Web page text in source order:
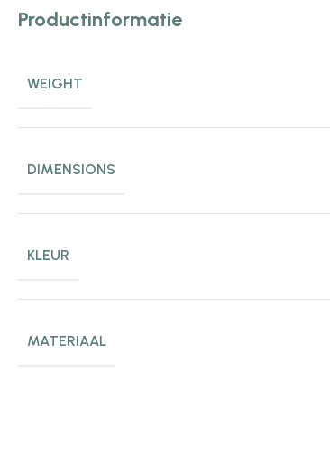
Productinformatie
WEIGHT
DIMENSIONS
KLEUR
MATERIAAL